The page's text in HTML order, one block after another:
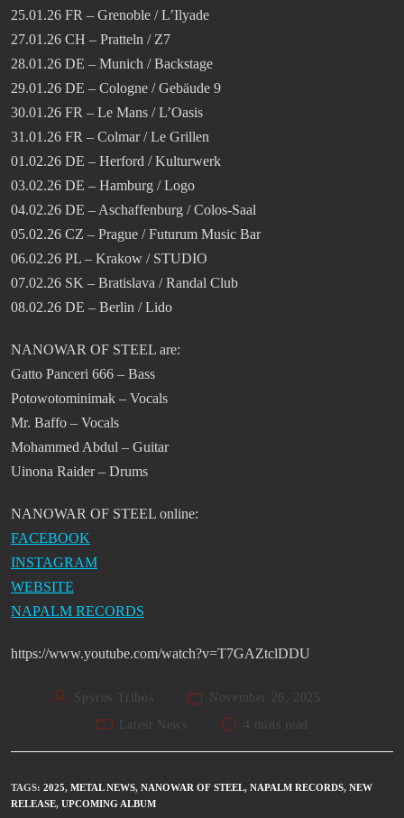
25.01.26 FR – Grenoble / L’Ilyade
27.01.26 CH – Pratteln / Z7
28.01.26 DE – Munich / Backstage
29.01.26 DE – Cologne / Gebäude 9
30.01.26 FR – Le Mans / L’Oasis
31.01.26 FR – Colmar / Le Grillen
01.02.26 DE – Herford / Kulturwerk
03.02.26 DE – Hamburg / Logo
04.02.26 DE – Aschaffenburg / Colos-Saal
05.02.26 CZ – Prague / Futurum Music Bar
06.02.26 PL – Krakow / STUDIO
07.02.26 SK – Bratislava / Randal Club
08.02.26 DE – Berlin / Lido
NANOWAR OF STEEL are:
Gatto Panceri 666 – Bass
Potowotominimak – Vocals
Mr. Baffo – Vocals
Mohammed Abdul – Guitar
Uinona Raider – Drums
NANOWAR OF STEEL online:
FACEBOOK
INSTAGRAM
WEBSITE
NAPALM RECORDS
https://www.youtube.com/watch?v=T7GAZtclDDU
Spyros Tribos
November 26, 2025
Latest News
4 mins read
TAGS: 2025, METAL NEWS, NANOWAR OF STEEL, NAPALM RECORDS, NEW
RELEASE, UPCOMING ALBUM